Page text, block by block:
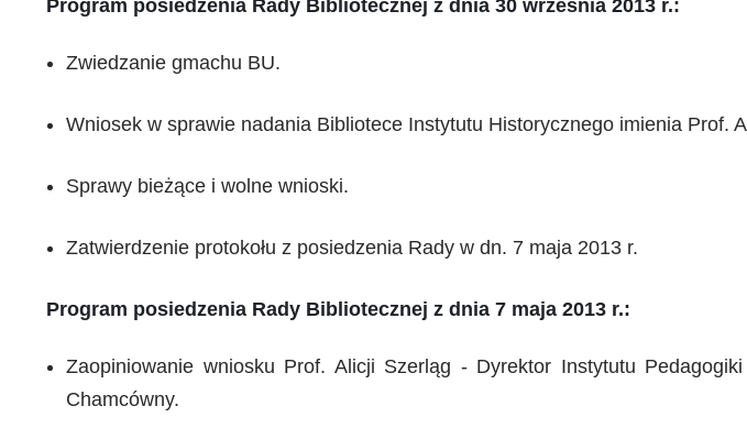
Program posiedzenia Rady Bibliotecznej z dnia 30 września 2013 r.:
Zwiedzanie gmachu BU.
Wniosek w sprawie nadania Bibliotece Instytutu Historycznego imienia Prof.
Sprawy bieżące i wolne wnioski.
Zatwierdzenie protokołu z posiedzenia Rady w dn. 7 maja 2013 r.
Program posiedzenia Rady Bibliotecznej z dnia 7 maja 2013 r.:
Zaopiniowanie wniosku Prof. Alicji Szerląg - Dyrektor Instytutu
Chamcówny.